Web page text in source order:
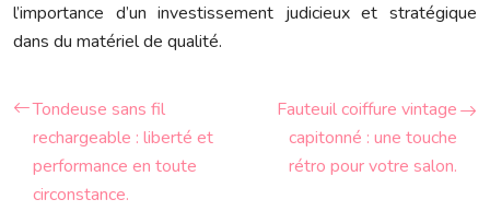
l’importance d’un investissement judicieux et stratégique
dans du matériel de qualité.
Tondeuse sans fil
rechargeable : liberté et
performance en toute
circonstance.
Fauteuil coiffure vintage
capitonné : une touche
rétro pour votre salon.